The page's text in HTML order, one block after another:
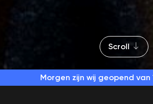
Scroll
Morgen zijn wij geopend van